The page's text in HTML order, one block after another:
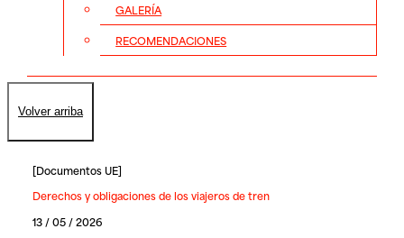
GALERÍA
RECOMENDACIONES
Volver arriba
[Documentos UE]
Derechos y obligaciones de los viajeros de tren
13 / 05 / 2026